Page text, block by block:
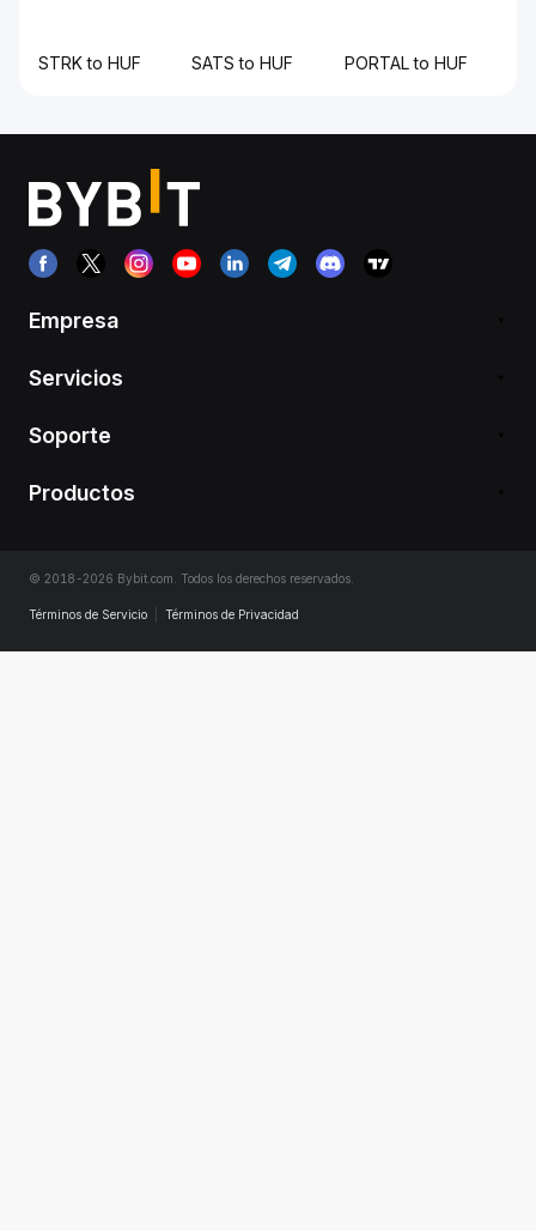
STRK to HUF SATS to HUF PORTAL to HUF
Empresa
Servicios
Soporte
Productos
© 2018-2026 Bybit.com. Todos los derechos reservados.
Términos de Servicio Términos de Privacidad